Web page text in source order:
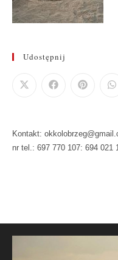
Udostępnij
Kontakt:
nr tel.: 697 770 107: 694 021